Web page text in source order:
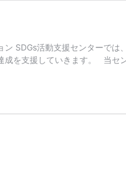
ン SDGs活動支援センターで
成を支援していきます。 当